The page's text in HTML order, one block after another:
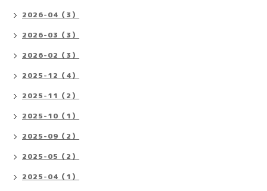
2026-04（3）
2026-03（3）
2026-02（3）
2025-12（4）
2025-11（2）
2025-10（1）
2025-09（2）
2025-05（2）
2025-04（1）